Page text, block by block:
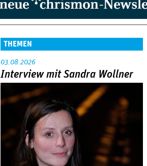
THEMEN
03.08.2026
Interview mit Sandra Wollner